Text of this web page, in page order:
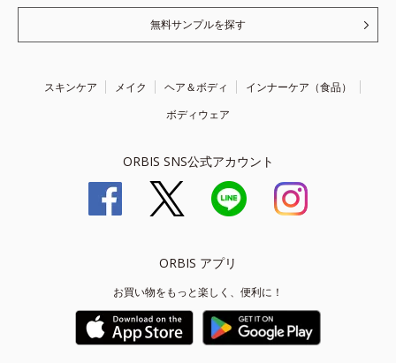
無料サンプルを探す
スキンケア メイク ヘア＆ボディ
インナーケア（食品）
ボディウェア
ORBIS SNS公式アカウント
ORBIS アプリ
お買い物をもっと楽しく、便利に！